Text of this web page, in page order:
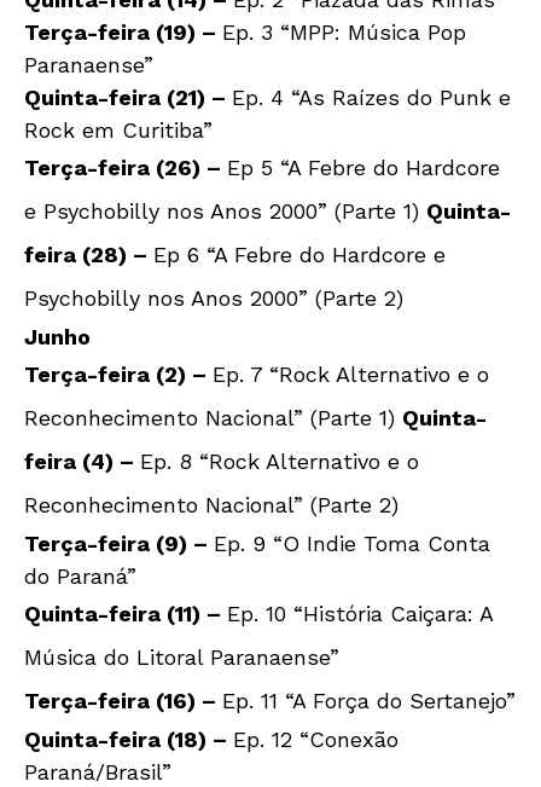
Terça-feira (19) – Ep. 3 “MPP: Música Pop
Paranaense”
Quinta-feira (21) – Ep. 4 “As Raízes do Punk e
Rock em Curitiba”
Terça-feira (26) – Ep 5 “A Febre do Hardcore
e Psychobilly nos Anos 2000” (Parte 1) Quinta-
feira (28) – Ep 6 “A Febre do Hardcore e
Psychobilly nos Anos 2000” (Parte 2)
Junho
Terça-feira (2) – Ep. 7 “Rock Alternativo e o
Reconhecimento Nacional” (Parte 1) Quinta-
feira (4) – Ep. 8 “Rock Alternativo e o
Reconhecimento Nacional” (Parte 2)
Terça-feira (9) – Ep. 9 “O Indie Toma Conta
do Paraná”
Quinta-feira (11) – Ep. 10 “História Caiçara: A
Música do Litoral Paranaense”
Terça-feira (16) – Ep. 11 “A Força do Sertanejo”
Quinta-feira (18) – Ep. 12 “Conexão
Paraná/Brasil”